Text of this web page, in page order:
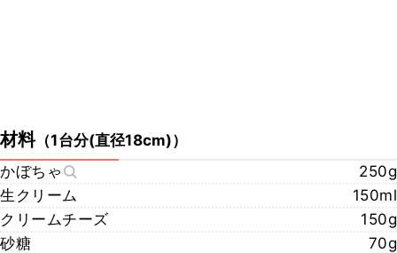
材料（1台分(直径18cm)）
かぼちゃ
250g
生クリーム
150ml
クリームチーズ
150g
砂糖
70g